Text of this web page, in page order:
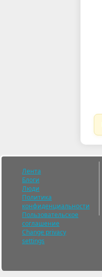
Лента
Блоги
Люди
Политика
конфиденциальности
Пользовательское
соглашение
Change privacy
settings